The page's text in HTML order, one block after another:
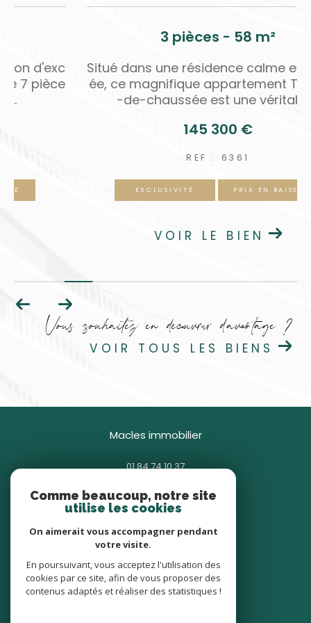
maison d'exc
190 m2 de 7 pièce
totale, une...
3 pièces -
Situé dans une
ée, ce magnifique
-de-chaussée est
EXCLUSIVITÉ
VOIR LE
Vous souhaitez en découvrir d'avantage ?
VOIR TOUS LES BIENS
macles immobilier
01 84 74 10 37
85 avenue Général Gallieni
93380 pierrefitte-sur-seine
nous suivre sur
Comme beaucoup, notre site
utilise les cookies
On aimerait vous accompagner pendant
votre visite.
En poursuivant, vous acceptez l'utilisation des
cookies par ce site, afin de vous proposer des
contenus adaptés et réaliser des statistiques !